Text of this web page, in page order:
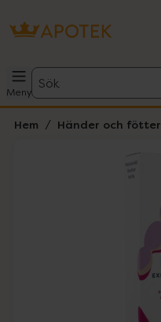
Meny
Sök
Hem Händer och fötter